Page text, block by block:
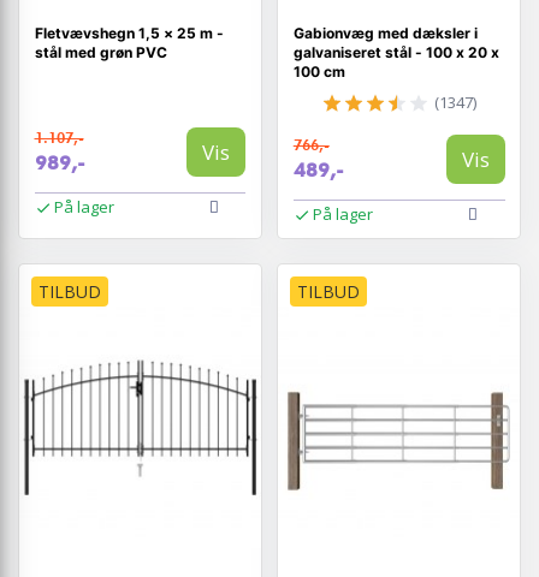
Fletvævshegn 1,5 × 25 m -
stål med grøn PVC
1.107,-
989,- Vis
På lager
Gabionvæg med dæksler i
galvaniseret stål - 100 x 20 x
100 cm
(1347)
766,-
489,- Vis
På lager
TILBUD TILBUD